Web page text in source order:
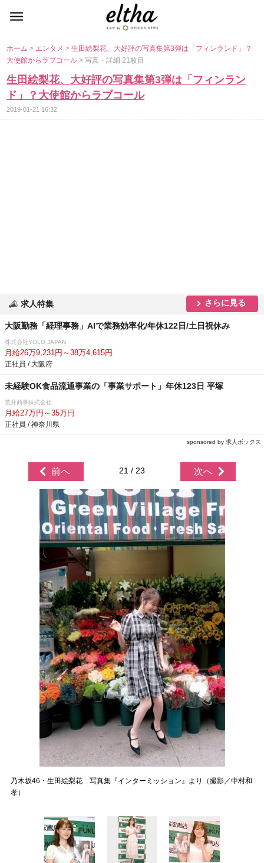
ホーム> エンタメ>生田絵梨花、大好評の写真集第3弾は「フィンランド」？
大使館からラブコール> 写真・詳細 21枚目
生田絵梨花、大好評の写真集第3弾は「フィンラン
ド」？大使館からラブコール
2019-01-21 16:32
求人特集 さらに見る
大阪勤務「経理事務」AIで業務効率化/年休122日/土日祝休み
株式会社YOLO JAPAN
月給26万9,231円～38万4,615円
正社員 / 大阪府
未経験OK食品流通事業の「事業サポート」年休123日 平塚
荒井商事株式会社
月給27万円～35万円
正社員 / 神奈川県
sponsored by 求人ボックス
前へ 21 / 23 次へ
乃木坂46・生田絵梨花 写真集『インターミッション』より（撮影／中村和
孝）